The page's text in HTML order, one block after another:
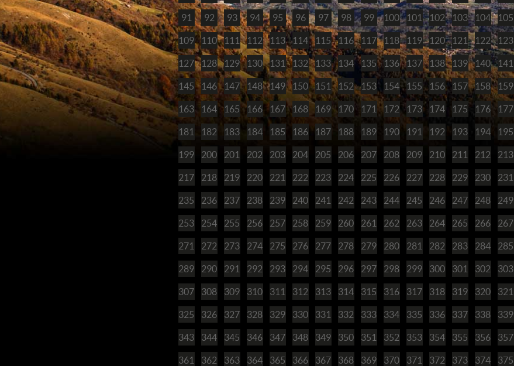
91 92 93 94 95 96 97 98 99 100 101 102 103 104 105
109 110 111 112 113 114 115 116 117 118 119 120 121 122 123
127 128 129 130 131 132 133 134 135 136 137 138 139 140 141
145 146 147 148 149 150 151 152 153 154 155 156 157 158 159
163 164 165 166 167 168 169 170 171 172 173 174 175 176 177
181 182 183 184 185 186 187 188 189 190 191 192 193 194 195
199 200 201 202 203 204 205 206 207 208 209 210 211 212 213
217 218 219 220 221 222 223 224 225 226 227 228 229 230 231
235 236 237 238 239 240 241 242 243 244 245 246 247 248 249
253 254 255 256 257 258 259 260 261 262 263 264 265 266 267
271 272 273 274 275 276 277 278 279 280 281 282 283 284 285
289 290 291 292 293 294 295 296 297 298 299 300 301 302 303
307 308 309 310 311 312 313 314 315 316 317 318 319 320 321
325 326 327 328 329 330 331 332 333 334 335 336 337 338 339
343 344 345 346 347 348 349 350 351 352 353 354 355 356 357
361 362 363 364 365 366 367 368 369 370 371 372 373 374 375